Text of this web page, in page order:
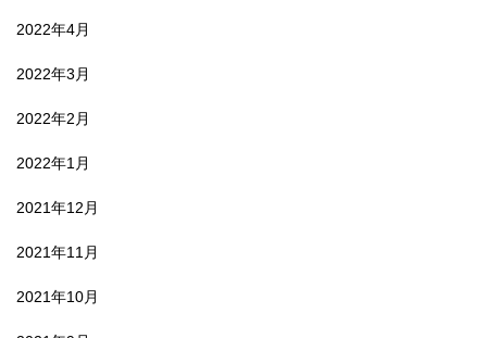
2022年4月
2022年3月
2022年2月
2022年1月
2021年12月
2021年11月
2021年10月